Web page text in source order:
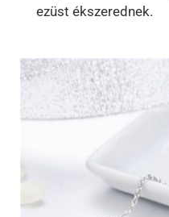
ezüst ékszerednek.